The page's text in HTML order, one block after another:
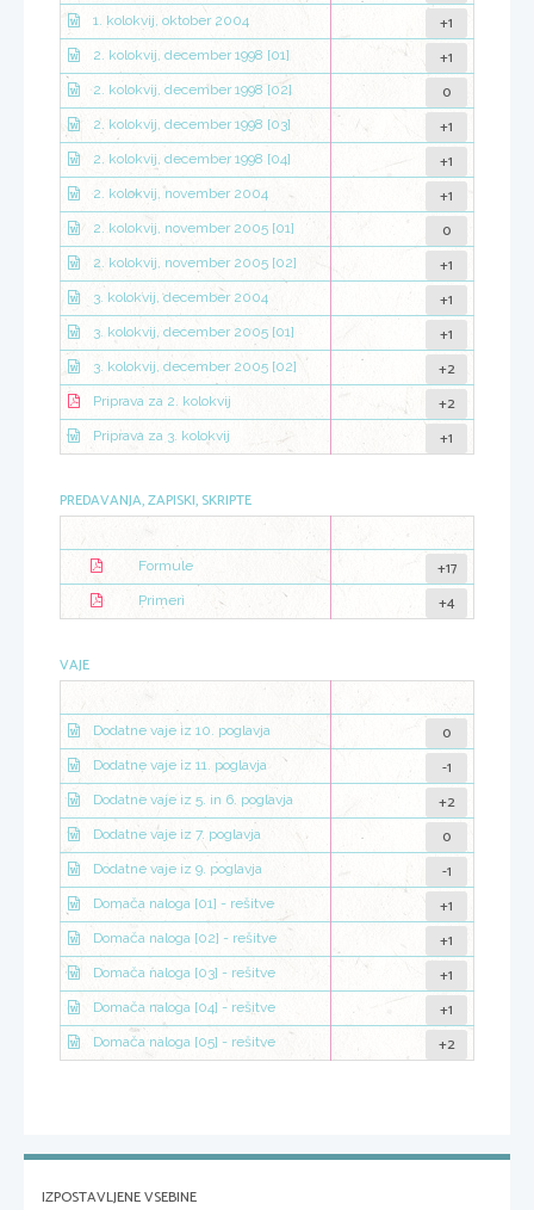
1. kolokvij, oktober 2004 +1
2. kolokvij, december 1998 [01] +1
2. kolokvij, december 1998 [02] 0
2. kolokvij, december 1998 [03] +1
2. kolokvij, december 1998 [04] +1
2. kolokvij, november 2004 +1
2. kolokvij, november 2005 [01] 0
2. kolokvij, november 2005 [02] +1
3. kolokvij, december 2004 +1
3. kolokvij, december 2005 [01] +1
3. kolokvij, december 2005 [02] +2
Priprava za 2. kolokvij +2
Priprava za 3. kolokvij +1
PREDAVANJA, ZAPISKI, SKRIPTE
Formule +17
Primeri +4
VAJE
Dodatne vaje iz 10. poglavja 0
Dodatne vaje iz 11. poglavja -1
Dodatne vaje iz 5. in 6. poglavja +2
Dodatne vaje iz 7. poglavja 0
Dodatne vaje iz 9. poglavja -1
Domača naloga [01] - rešitve +1
Domača naloga [02] - rešitve +1
Domača naloga [03] - rešitve +1
Domača naloga [04] - rešitve +1
Domača naloga [05] - rešitve +2
IZPOSTAVLJENE VSEBINE